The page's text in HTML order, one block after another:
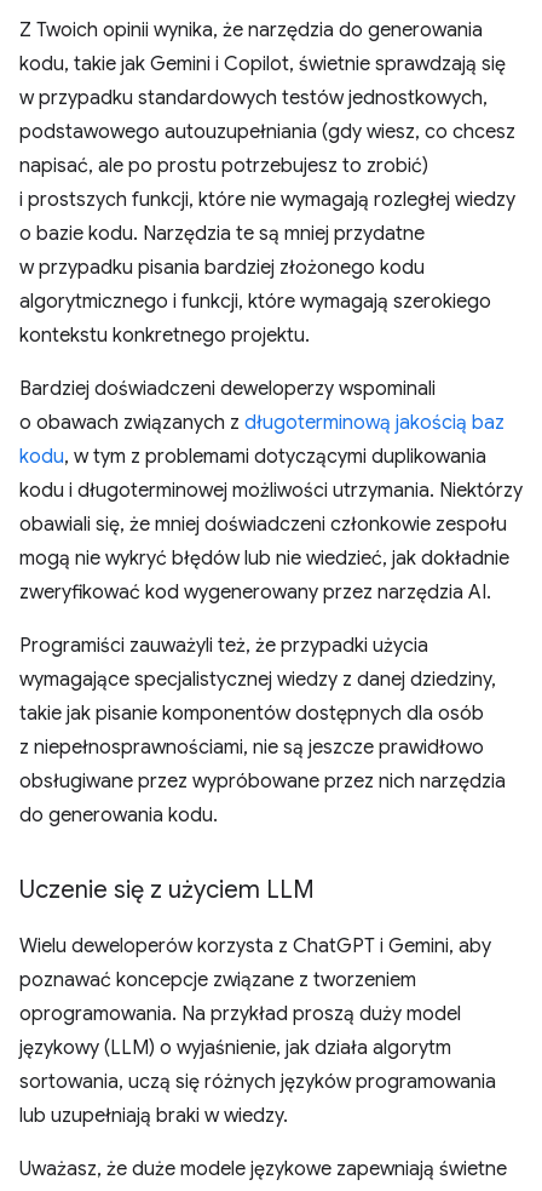
Z Twoich opinii wynika, że narzędzia do generowania
kodu, takie jak Gemini i Copilot, świetnie sprawdzają się
w przypadku standardowych testów jednostkowych,
podstawowego autouzupełniania (gdy wiesz, co chcesz
napisać, ale po prostu potrzebujesz to zrobić)
i prostszych funkcji, które nie wymagają rozległej wiedzy
o bazie kodu. Narzędzia te są mniej przydatne
w przypadku pisania bardziej złożonego kodu
algorytmicznego i funkcji, które wymagają szerokiego
kontekstu konkretnego projektu.
Bardziej doświadczeni deweloperzy wspominali
o obawach związanych z długoterminową jakością baz
kodu, w tym z problemami dotyczącymi duplikowania
kodu i długoterminowej możliwości utrzymania. Niektórzy
obawiali się, że mniej doświadczeni członkowie zespołu
mogą nie wykryć błędów lub nie wiedzieć, jak dokładnie
zweryfikować kod wygenerowany przez narzędzia AI.
Programiści zauważyli też, że przypadki użycia
wymagające specjalistycznej wiedzy z danej dziedziny,
takie jak pisanie komponentów dostępnych dla osób
z niepełnosprawnościami, nie są jeszcze prawidłowo
obsługiwane przez wypróbowane przez nich narzędzia
do generowania kodu.
Uczenie się z użyciem LLM
Wielu deweloperów korzysta z ChatGPT i Gemini, aby
poznawać koncepcje związane z tworzeniem
oprogramowania. Na przykład proszą duży model
językowy (LLM) o wyjaśnienie, jak działa algorytm
sortowania, uczą się różnych języków programowania
lub uzupełniają braki w wiedzy.
Uważasz, że duże modele językowe zapewniają świetne